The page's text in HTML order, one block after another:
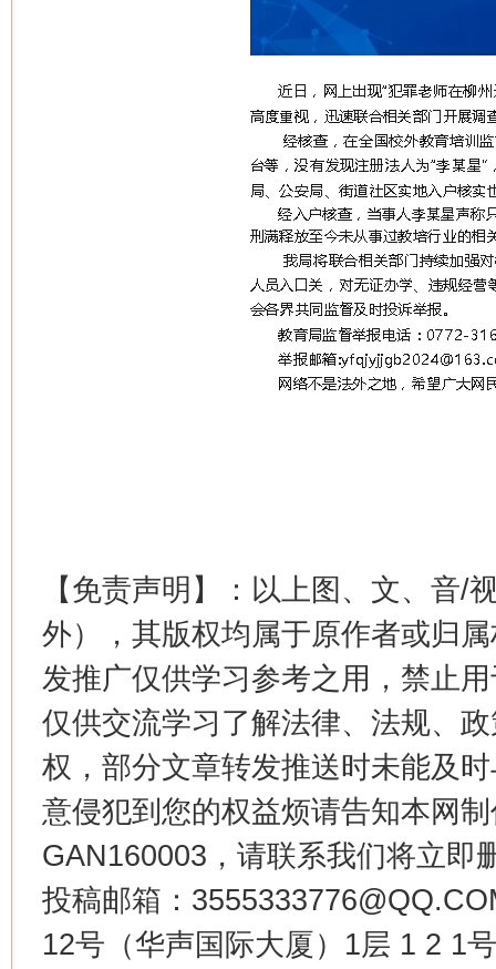
【免责声明】：以上图、文、音/
外），其版权均属于原作者或归
发推广仅供学习参考之用，禁止
仅供交流学习了解法律、法规、
权，部分文章转发推送时未能及
意侵犯到您的权益烦请告知本网
GAN160003，请联系我们将立即
投稿邮箱：
12号（华声国际大厦）1层 1 2 1